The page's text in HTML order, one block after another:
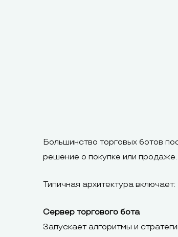
Большинство торговых ботов
решение о покупке или продаже.
Типичная архитектура включает:
Сервер торгового бота
Запускает алгоритмы и